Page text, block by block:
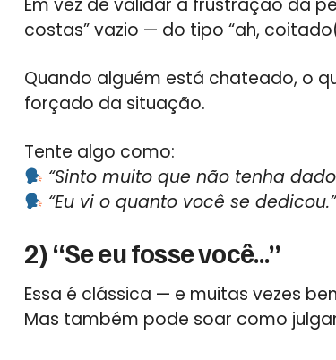
costas” vazio — do tipo “ah,
Quando alguém está chateado, o
forçado da situação.
Tente algo como:
“Sinto muito que não tenha
“Eu vi o quanto você se dedicou.”
2) “Se eu fosse você…”
Essa é clássica — e muitas vezes
Mas também pode soar como